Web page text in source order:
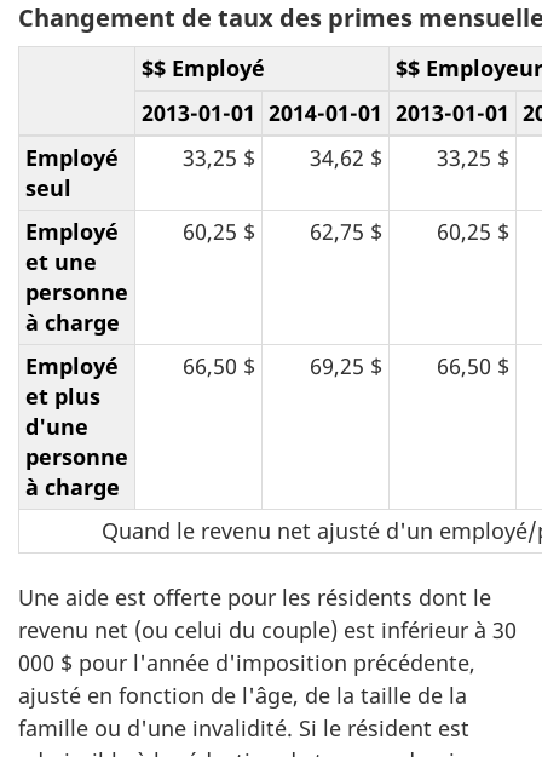
Changement de taux des primes
$$ Employé
$$ Employeur
2013-01-01 2014-01-01 2013-01-01
Quand le revenu net ajusté d'un employé/
Employé
seul
33,25 $ 34,62 $ 33,25 $
Employé
et une
personne
à charge
60,25 $ 62,75 $ 60,25 $
Employé
et plus
d'une
personne
à charge
66,50 $ 69,25 $ 66,50 $
Une aide est offerte pour les résidents dont le
revenu net (ou celui du couple) est inférieur à 30
000 $ pour l'année d'imposition précédente,
ajusté en fonction de l'âge, de la taille de la
famille ou d'une invalidité. Si le résident est